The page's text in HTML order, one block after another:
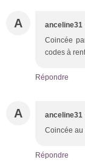
A anceline31
Coincée
codes à
Répondre
A anceline31
Coincée au
Répondre